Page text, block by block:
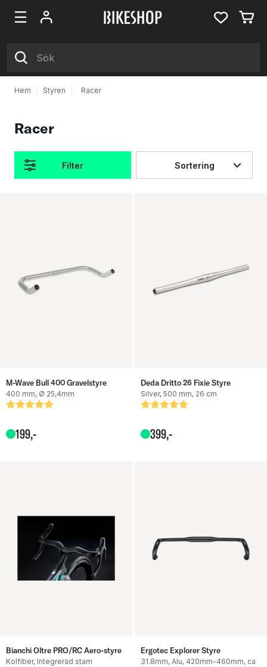
Hem Styren Racer
Racer
Filter Sortering
M-Wave Bull 400 Gravelstyre
400 mm, Ø 25,4mm
Betyg:
5.0 utav 5 stjärnor
199,-
Deda Dritto 26 Fixie Styre
Silver, 500 mm, 26 cm
Betyg:
5.0 utav 5 stjärnor
399,-
Bianchi Oltre PRO/RC Aero-styre
Kolfiber, Integrerad stam
Ergotec Explorer Styre
31.8mm, Alu, 420mm-460mm, ca